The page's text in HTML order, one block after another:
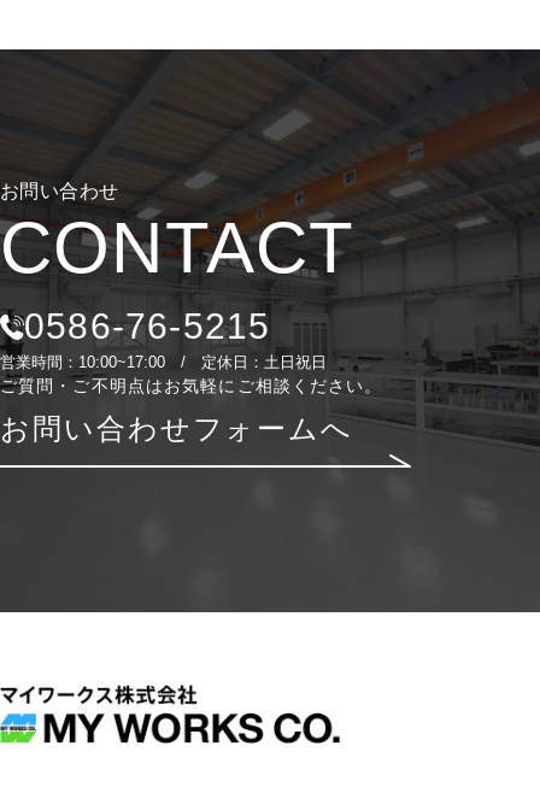
k
お問い合わせ
CONTACT
0586-76-5215
営業時間：10:00~17:00 / 定休日：土日祝日
ご質問・ご不明点はお気軽にご相談ください。
お問い合わせフォームへ